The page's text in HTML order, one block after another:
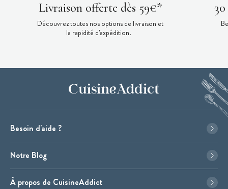
Livraison offerte dès 59€*
Découvrez toutes nos options de livraison et
la rapidité d'expédition.
Besoin d'aide ?
Notre Blog
À propos de CuisineAddict